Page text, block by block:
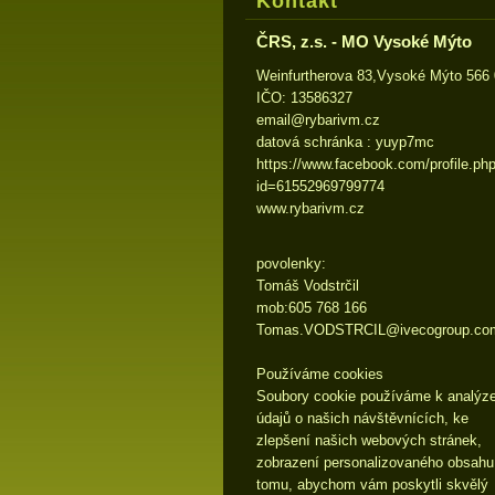
ČRS, z.s. - MO Vysoké Mýto
Weinfurtherova 83,Vysoké Mýto 566
IČO: 13586327
email@rybarivm.cz
datová schránka : yuyp7mc
https://www.facebook.com/
id=61552969799774
www.rybarivm.cz
povolenky:
Tomáš Vodstrčil
mob:605 768 166
Používáme cookies
Soubory cookie používáme k
údajů o našich návštěvnících, ke
zlepšení našich webových stránek,
zobrazení personalizovaného
tomu, abychom vám poskytli skvělý